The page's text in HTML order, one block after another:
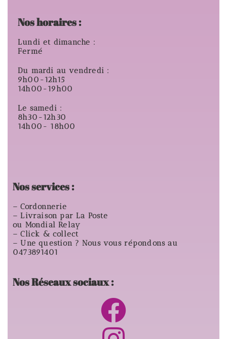
Nos horaires :
Lundi et dimanche :
Fermé
Du mardi au vendredi :
9h00-12h15
14h00-19h00
Le samedi :
8h30-12h30
14h00- 18h00
Nos services :
– Cordonnerie
– Livraison par La Poste
ou Mondial Relay
– Click & collect
– Une question ? Nous vous répondons au
0473891401
Nos Réseaux sociaux :